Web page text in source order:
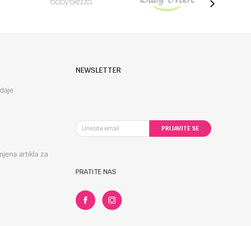
artikla za
NEWSLETTER
PRIJAVITE SE
PRATITE NAS